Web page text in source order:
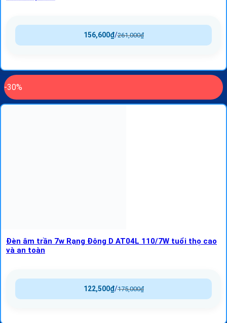
261,000₫
/
156,600₫
-30%
Đèn âm trần 7w Rạng Đông D AT04L 110/7W tuổi thọ cao
và an toàn
175,000₫
/
122,500₫